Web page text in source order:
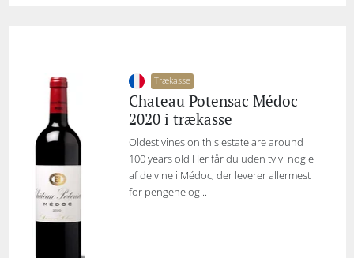
Trækasse
Chateau Potensac Médoc
2020 i trækasse
Oldest vines on this estate are around
100 years old Her får du uden tvivl nogle
af de vine i Médoc, der leverer allermest
for pengene og...